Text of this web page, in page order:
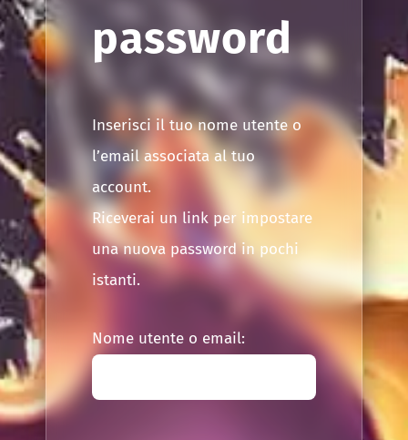
CONTATTI
LEGGI ARTICOLI
PORTALE
ISCRIVITI NEL FORUM
password
Inserisci il tuo nome utente o
l’email associata al tuo
account.
Riceverai un link per impostare
una nuova password in pochi
istanti.
Nome utente o email: